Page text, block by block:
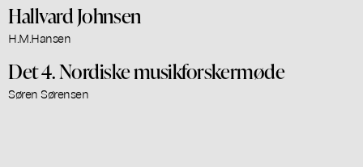
Hallvard Johnsen
H.M.Hansen
Det 4. Nordiske musikforskermøde
Søren Sørensen